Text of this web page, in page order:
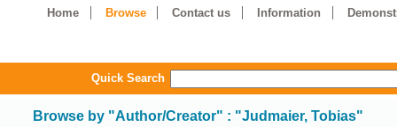
Home Browse Contact us Information
Quick Search
Browse by "Author/Creator" : "Judmaier, Tobias"